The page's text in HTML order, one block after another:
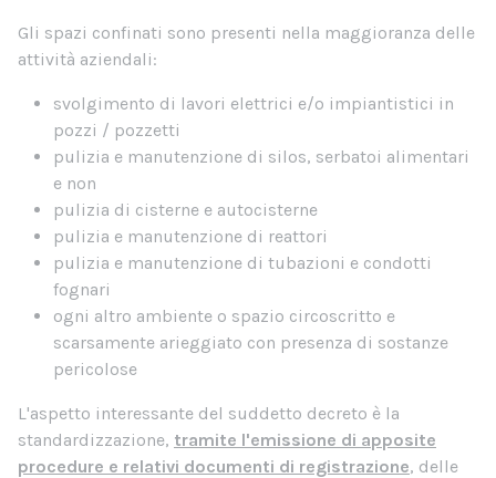
Gli spazi confinati sono presenti nella maggioranza delle
attività aziendali:
svolgimento di lavori elettrici e/o impiantistici in
pozzi / pozzetti
pulizia e manutenzione di silos, serbatoi alimentari
e non
pulizia di cisterne e autocisterne
pulizia e manutenzione di reattori
pulizia e manutenzione di tubazioni e condotti
fognari
ogni altro ambiente o spazio circoscritto e
scarsamente arieggiato con presenza di sostanze
pericolose
L'aspetto interessante del suddetto decreto è la
standardizzazione, tramite l'emissione di apposite
procedure e relativi documenti di registrazione, delle